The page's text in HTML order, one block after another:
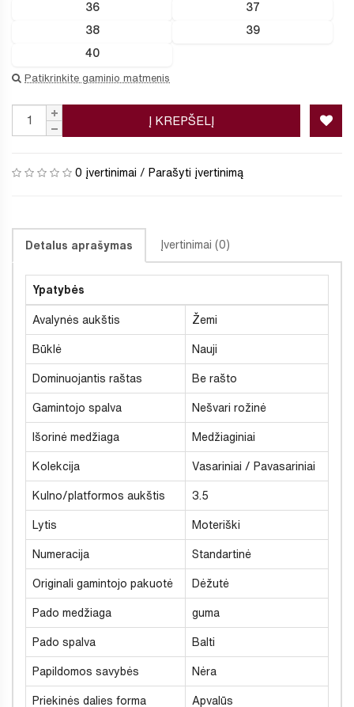
36 37
38 39
40
Patikrinkite gaminio matmenis
Į KREPŠELĮ
0 įvertinimai / Parašyti įvertinimą
Detalus aprašymas Įvertinimai (0)
Ypatybės
Avalynės aukštis Žemi
Būklė Nauji
Dominuojantis raštas Be rašto
Gamintojo spalva Nešvari rožinė
Išorinė medžiaga Medžiaginiai
Kolekcija Vasariniai / Pavasariniai
Kulno/platformos aukštis 3.5
Lytis Moteriški
Numeracija Standartinė
Originali gamintojo pakuotė Dėžutė
Pado medžiaga guma
Pado spalva Balti
Papildomos savybės Nėra
Priekinės dalies forma Apvalūs